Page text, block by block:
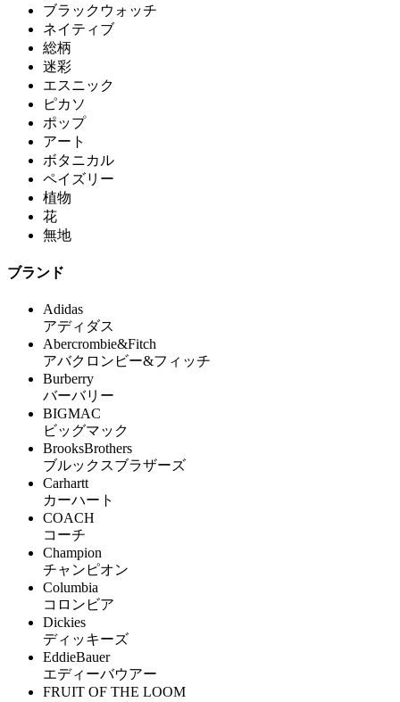
ブラックウォッチ
ネイティブ
総柄
迷彩
エスニック
ピカソ
ポップ
アート
ボタニカル
ペイズリー
植物
花
無地
ブランド
Adidas
アディダス
Abercrombie&Fitch
アバクロンビー&フィッチ
Burberry
バーバリー
BIGMAC
ビッグマック
BrooksBrothers
ブルックスブラザーズ
Carhartt
カーハート
COACH
コーチ
Champion
チャンピオン
Columbia
コロンビア
Dickies
ディッキーズ
EddieBauer
エディーバウアー
FRUIT OF THE LOOM